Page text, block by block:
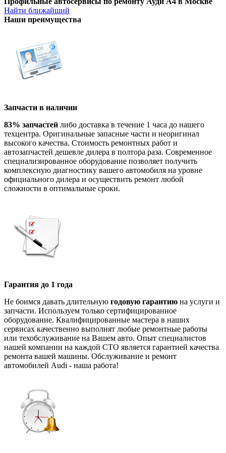
Найти ближайший
Наши преимущества
Запчасти в наличии
83% запчастей либо доставка в течение 1 часа до нашего
техцентра. Оригинальные запасные части и неоригинал
высокого качества. Стоимость ремонтных работ и
автозапчастей дешевле дилера в полтора раза. Современное
специализированное оборудование позволяет получить
комплексную диагностику вашего автомобиля на уровне
официального дилера и осуществить ремонт любой
сложности в оптимальные сроки.
Гарантия до 1 года
Не боимся давать длительную годовую гарантию на услуги и
запчасти. Используем только сертифицированное
оборудование. Квалифицированные мастера в наших
сервисах качественно выполнят любые ремонтные работы
или техобслуживание на Вашем авто. Опыт специалистов
нашей компании на каждой СТО является гарантией качества
ремонта вашей машины. Обслуживание и ремонт
автомобилей Audi - наша работа!